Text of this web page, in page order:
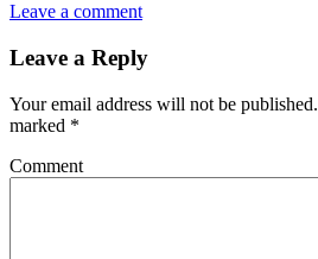
Leave a comment
Leave a Reply
Your email address will not be published.
marked *
Comment